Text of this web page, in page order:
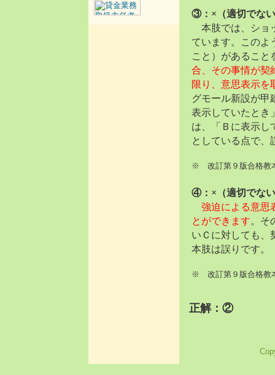
③：×（適切でな
本肢では、ショ
ています。このよ
こと）があること
合、その事情が契
限り、意思表示を
グモール新設が甲
表示していたとき
は、「Ｂに表示し
としている点で、
※ 改訂第９版合格教
④：×（適切でな
強迫による意思
とができます。そ
いＣに対しても、
本肢は誤りです。
※ 改訂第９版合格教
正解：②